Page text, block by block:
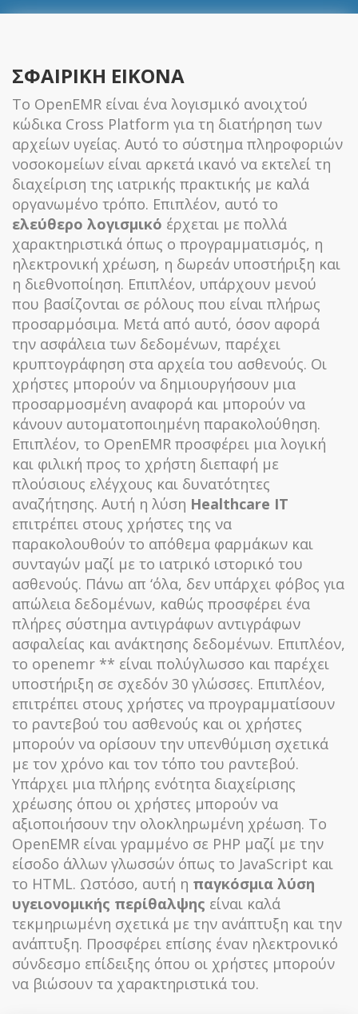
ΣΦΑΙΡΙΚΗ ΕΙΚΟΝΑ
Το OpenEMR είναι ένα λογισμικό ανοιχτού
κώδικα Cross Platform για τη διατήρηση των
αρχείων υγείας. Αυτό το σύστημα πληροφοριών
νοσοκομείων είναι αρκετά ικανό να εκτελεί τη
διαχείριση της ιατρικής πρακτικής με καλά
οργανωμένο τρόπο. Επιπλέον, αυτό το
ελεύθερο λογισμικό έρχεται με πολλά
χαρακτηριστικά όπως ο προγραμματισμός, η
ηλεκτρονική χρέωση, η δωρεάν υποστήριξη και
η διεθνοποίηση. Επιπλέον, υπάρχουν μενού
που βασίζονται σε ρόλους που είναι πλήρως
προσαρμόσιμα. Μετά από αυτό, όσον αφορά
την ασφάλεια των δεδομένων, παρέχει
κρυπτογράφηση στα αρχεία του ασθενούς. Οι
χρήστες μπορούν να δημιουργήσουν μια
προσαρμοσμένη αναφορά και μπορούν να
κάνουν αυτοματοποιημένη παρακολούθηση.
Επιπλέον, το OpenEMR προσφέρει μια λογική
και φιλική προς το χρήστη διεπαφή με
πλούσιους ελέγχους και δυνατότητες
αναζήτησης. Αυτή η λύση Healthcare IT
επιτρέπει στους χρήστες της να
παρακολουθούν το απόθεμα φαρμάκων και
συνταγών μαζί με το ιατρικό ιστορικό του
ασθενούς. Πάνω απ ‘όλα, δεν υπάρχει φόβος για
απώλεια δεδομένων, καθώς προσφέρει ένα
πλήρες σύστημα αντιγράφων αντιγράφων
ασφαλείας και ανάκτησης δεδομένων. Επιπλέον,
το openemr ** είναι πολύγλωσσο και παρέχει
υποστήριξη σε σχεδόν 30 γλώσσες. Επιπλέον,
επιτρέπει στους χρήστες να προγραμματίσουν
το ραντεβού του ασθενούς και οι χρήστες
μπορούν να ορίσουν την υπενθύμιση σχετικά
με τον χρόνο και τον τόπο του ραντεβού.
Υπάρχει μια πλήρης ενότητα διαχείρισης
χρέωσης όπου οι χρήστες μπορούν να
αξιοποιήσουν την ολοκληρωμένη χρέωση. Το
OpenEMR είναι γραμμένο σε PHP μαζί με την
είσοδο άλλων γλωσσών όπως το JavaScript και
το HTML. Ωστόσο, αυτή η παγκόσμια λύση
υγειονομικής περίθαλψης είναι καλά
τεκμηριωμένη σχετικά με την ανάπτυξη και την
ανάπτυξη. Προσφέρει επίσης έναν ηλεκτρονικό
σύνδεσμο επίδειξης όπου οι χρήστες μπορούν
να βιώσουν τα χαρακτηριστικά του.